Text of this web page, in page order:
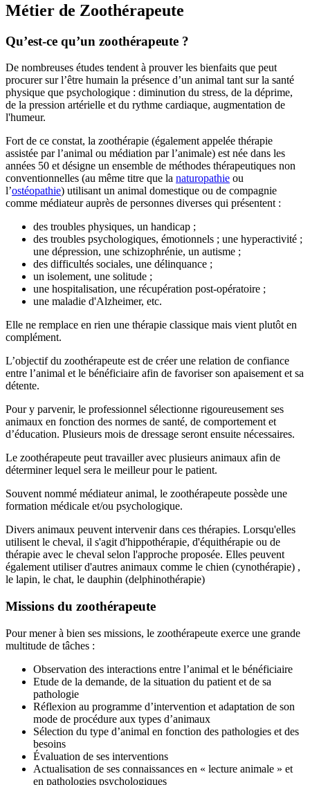
Métier de Zoothérapeute
Qu’est-ce qu’un zoothérapeute ?
De nombreuses études tendent à prouver les bienfaits que peut
procurer sur l’être humain la présence d’un animal tant sur la santé
physique que psychologique : diminution du stress, de la déprime,
de la pression artérielle et du rythme cardiaque, augmentation de
l'humeur.
Fort de ce constat, la zoothérapie (également appelée thérapie
assistée par l’animal ou médiation par l’animale) est née dans les
années 50 et désigne un ensemble de méthodes thérapeutiques non
conventionnelles (au même titre que la naturopathie ou
l’ostéopathie) utilisant un animal domestique ou de compagnie
comme médiateur auprès de personnes diverses qui présentent :
des troubles physiques, un handicap ;
des troubles psychologiques, émotionnels ; une hyperactivité ;
une dépression, une schizophrénie, un autisme ;
des difficultés sociales, une délinquance ;
un isolement, une solitude ;
une hospitalisation, une récupération post-opératoire ;
une maladie d'Alzheimer, etc.
Elle ne remplace en rien une thérapie classique mais vient plutôt en
complément.
L’objectif du zoothérapeute est de créer une relation de confiance
entre l’animal et le bénéficiaire afin de favoriser son apaisement et sa
détente.
Pour y parvenir, le professionnel sélectionne rigoureusement ses
animaux en fonction des normes de santé, de comportement et
d’éducation. Plusieurs mois de dressage seront ensuite nécessaires.
Le zoothérapeute peut travailler avec plusieurs animaux afin de
déterminer lequel sera le meilleur pour le patient.
Souvent nommé médiateur animal, le zoothérapeute possède une
formation médicale et/ou psychologique.
Divers animaux peuvent intervenir dans ces thérapies. Lorsqu'elles
utilisent le cheval, il s'agit d'hippothérapie, d'équithérapie ou de
thérapie avec le cheval selon l'approche proposée. Elles peuvent
également utiliser d'autres animaux comme le chien (cynothérapie) ,
le lapin, le chat, le dauphin (delphinothérapie)
Missions du zoothérapeute
Pour mener à bien ses missions, le zoothérapeute exerce une grande
multitude de tâches :
Observation des interactions entre l’animal et le bénéficiaire
Etude de la demande, de la situation du patient et de sa
pathologie
Réflexion au programme d’intervention et adaptation de son
mode de procédure aux types d’animaux
Sélection du type d’animal en fonction des pathologies et des
besoins
Évaluation de ses interventions
Actualisation de ses connaissances en « lecture animale » et
en pathologies psychologiques